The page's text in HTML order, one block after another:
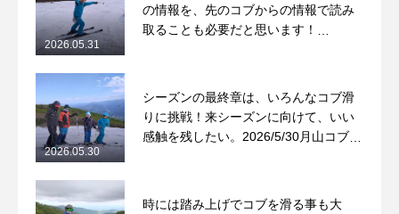
の情報を、先のコブからの情報で読み
取ることも必要だと思います！
2026.05.31
シーズンの最終章は、いろんなコブ滑
りに挑戦！来シーズンに向けて、いい
感触を残したい。2026/5/30月山コブレ
2026.05.30
時には踏み上げでコブを滑る事も大